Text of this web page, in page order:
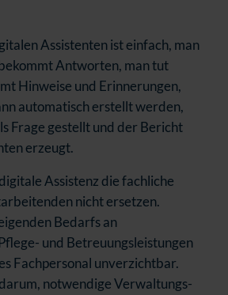
Assistenten ist einfach, man
Antworten, man tut
Hinweise und Erinnerungen,
automatisch erstellt werden,
Frage gestellt und der Bericht
erzeugt.
Assistenz die fachliche
nicht ersetzen.
Bedarfs an
und Betreuungsleistungen
Fachpersonal unverzichtbar.
notwendige Verwaltungs-